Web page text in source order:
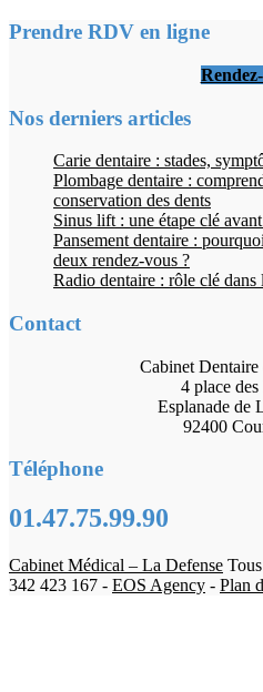
Prendre RDV en ligne
Nos derniers articles
Carie dentaire : stades,
Plombage dentaire :
conservation des dents
Sinus lift : une étape clé
Pansement dentaire :
deux rendez-vous ?
Radio dentaire : rôle clé
Contact
Cabinet Dentaire
4 place
Esplanade de
92400
Téléphone
01.47.75.99.90
Cabinet Médical – La Defense
342 423 167 - EOS Agency - Plan